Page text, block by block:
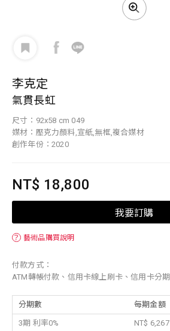
李克定
氣貫長虹
尺寸：92x58 cm 049
媒材：壓克力顏料,宣紙,無框,複合媒材
創作年份：2020
NT$ 18,800
我要訂購
？ 藝術品購買說明
付款方式：
ATM轉帳付款、信用卡線上刷卡、信用卡分期
分期數 每期金額
3期 利率0%
NT$ 6,267